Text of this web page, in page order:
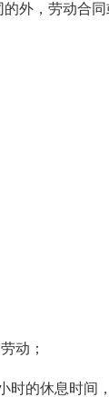
外，劳动合同
动；
时的休息时间